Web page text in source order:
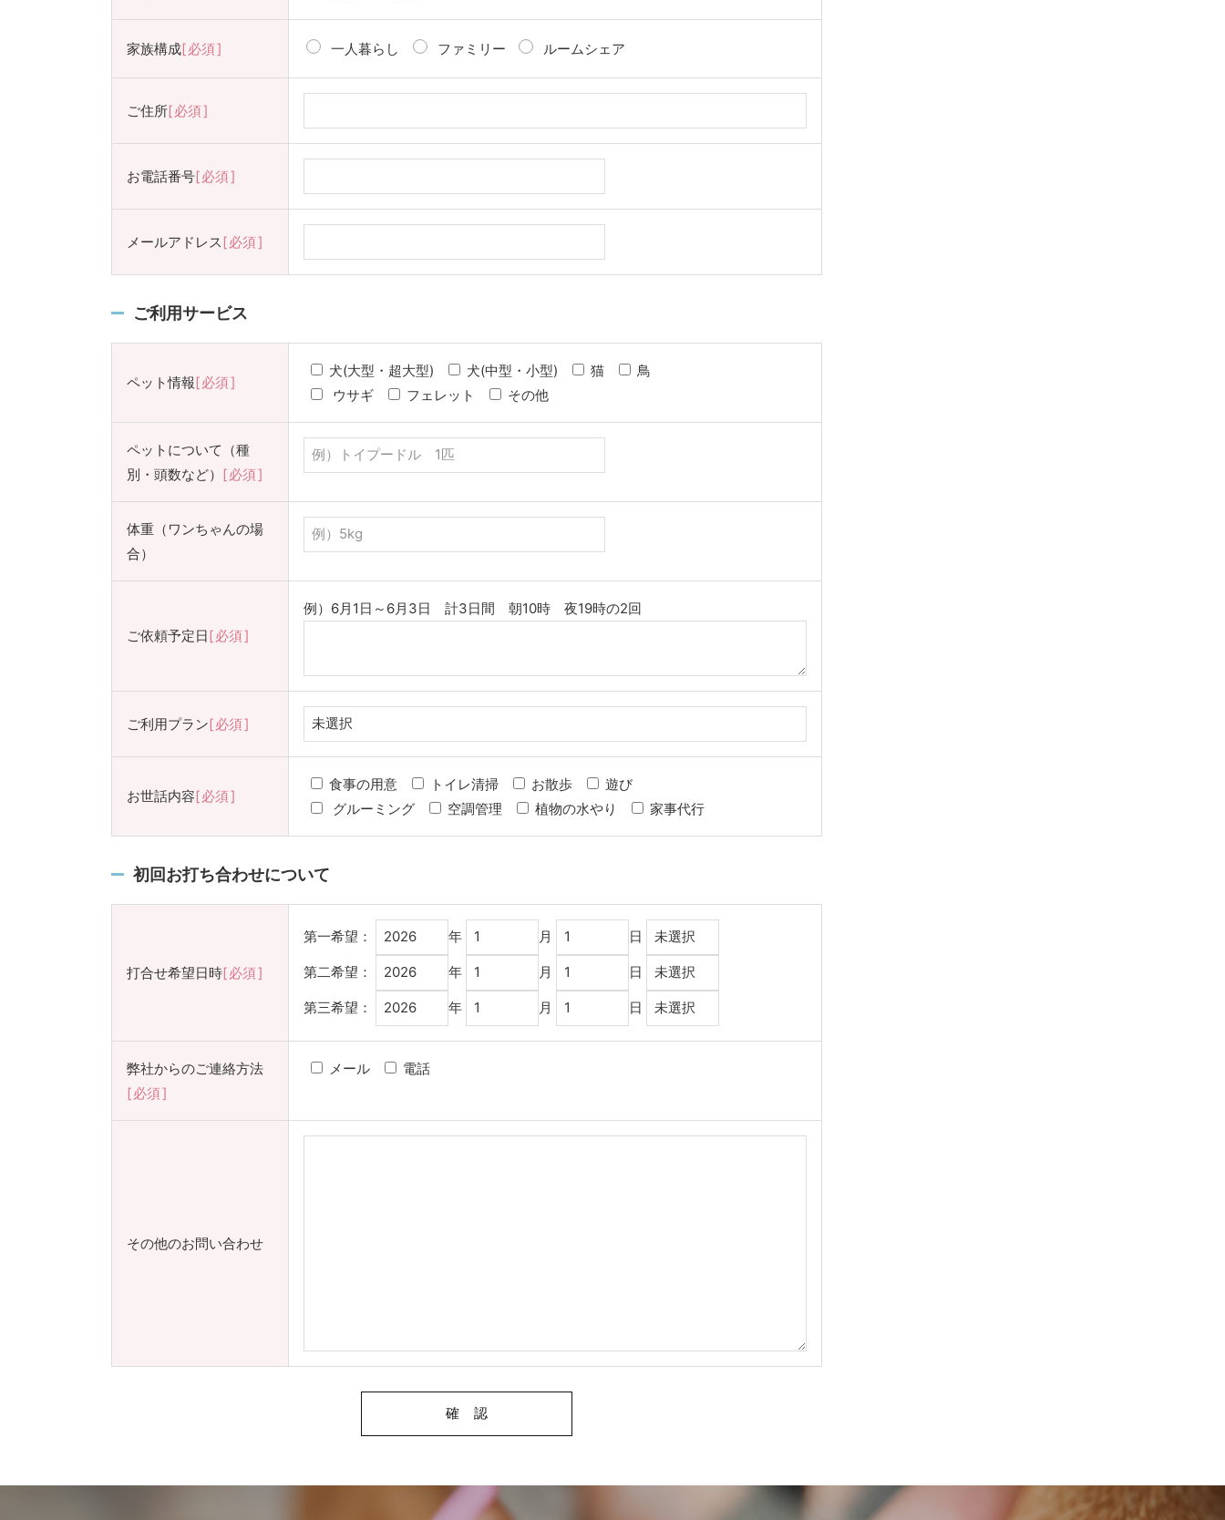
家族構成 必須 一人暮らし ファミリー ルームシェア
ご住所 必須
お電話番号 必須
メールアドレス 必須
ご利用サービス
ペット情報 必須
犬(大型・超大型) 犬(中型・小型) 猫
鳥
ウサギ
フェレット その他
ペットについて（種
別・頭数など）
必須
体重（ワンちゃんの場
合）
ご依頼予定日 必須
例）6月1日～6月3日 計3日間 朝10時 夜19時の2回
ご利用プラン 必須
お世話内容 必須
食事の用意 トイレ清掃 お散歩
遊び
グルーミング
空調管理 植物の水やり 家事代行
初回お打ち合わせについて
打合せ希望日時 必須
第一希望： 年 月 日
第二希望： 年 月 日
第三希望： 年 月 日
弊社からのご連絡方法
必須
メール 電話
その他のお問い合わせ